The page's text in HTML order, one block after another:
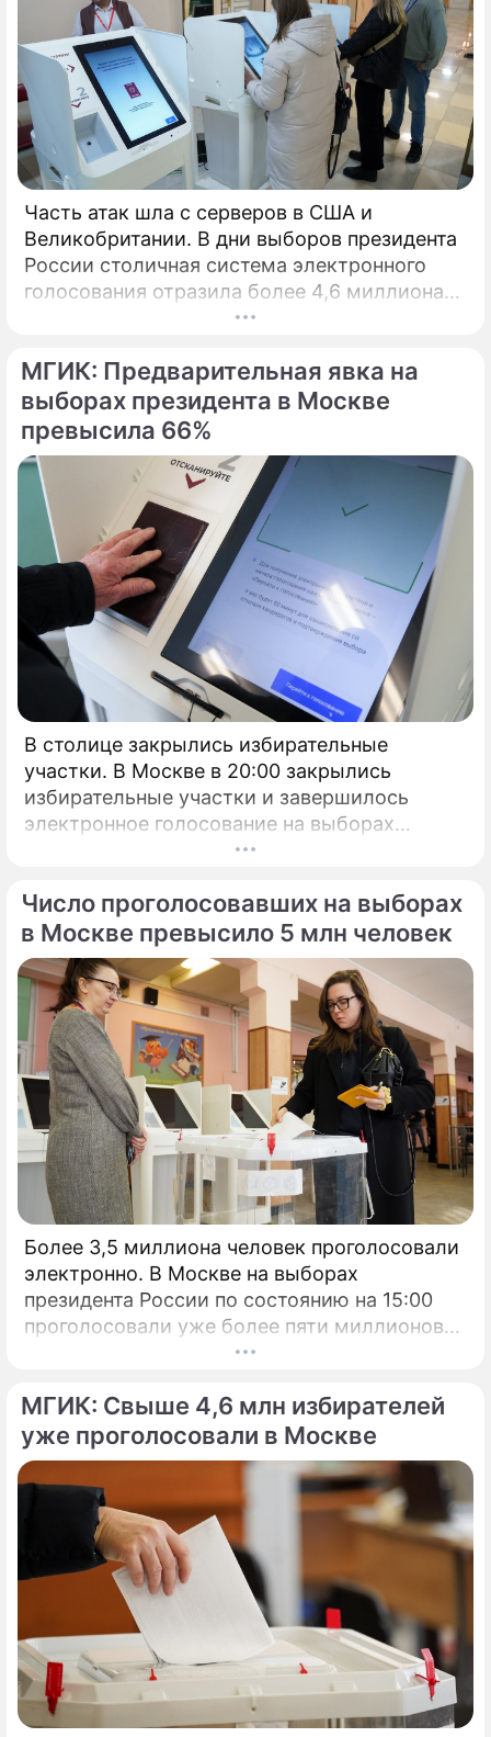
Часть атак шла с серверов в США и
Великобритании. В дни выборов президента
России столичная система электронного
голосования отразила более 4,6 миллиона
кибератак, сообщил глава Электронного
МГИК: Предварительная явка на
выборах президента в Москве
превысила 66%
В столице закрылись избирательные
участки. В Москве в 20:00 закрылись
избирательные участки и завершилось
электронное голосование на выборах
Число проголосовавших на выборах
в Москве превысило 5 млн человек
Более 3,5 миллиона человек проголосовали
электронно. В Москве на выборах
президента России по состоянию на 15:00
проголосовали уже более пяти миллионов
МГИК: Свыше 4,6 млн избирателей
уже проголосовали в Москве